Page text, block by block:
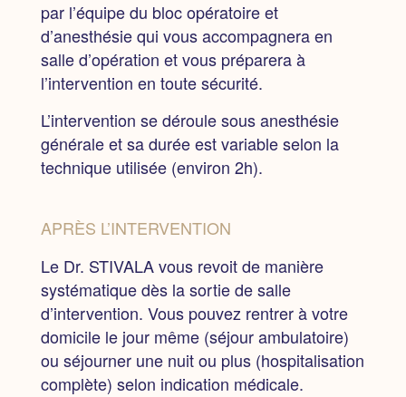
par l’équipe du bloc opératoire et
d’anesthésie qui vous accompagnera en
salle d’opération et vous préparera à
l’intervention en toute sécurité.
L’intervention se déroule sous anesthésie
générale et sa durée est variable selon la
technique utilisée (environ 2h).
APRÈS L’INTERVENTION
Le Dr. STIVALA vous revoit de manière
systématique dès la sortie de salle
d’intervention. Vous pouvez rentrer à votre
domicile le jour même(séjour ambulatoire)
ou séjourner une nuit ou plus(hospitalisation
complète) selon indication médicale.